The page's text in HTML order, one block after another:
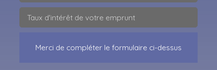
Taux d'intérêt de votre emprunt
Merci de compléter le formulaire ci-dessus